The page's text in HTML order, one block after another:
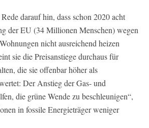
darauf hin, dass schon 2020 acht
der EU (34 Millionen Menschen) wegen
nicht ausreichend heizen
sie die Preisanstiege durchaus für
die sie offenbar höher als
Der Anstieg der Gas- und
die grüne Wende zu beschleunigen“,
in fossile Energieträger weniger